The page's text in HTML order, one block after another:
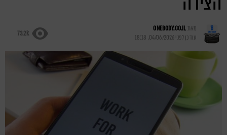
מאתONEBODY.CO.IL
עודכן לפני04/06/2026, 18:18
73.2k